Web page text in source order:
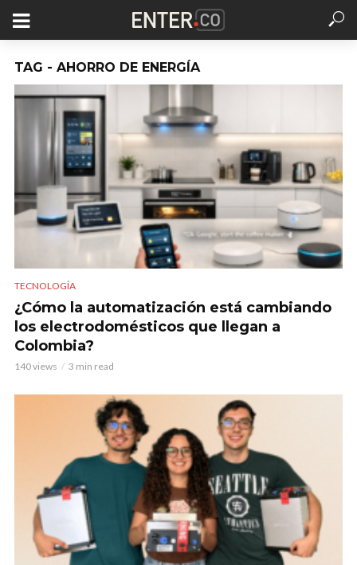
TAG - AHORRO DE ENERGÍA
TECNOLOGÍA
¿Cómo la automatización está cambiando
los electrodomésticos que llegan a
Colombia?
140 views 3 min read